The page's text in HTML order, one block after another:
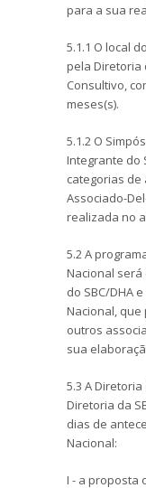
para a sua
5.1.1 O local
pela Diretoria
Consultivo,
meses(s).
5.1.2 O
Integrante do
categorias de
Associado-
realizada no
5.2 A
Nacional
do SBC/DHA
Nacional,
outros
sua
5.3 A
Diretoria da
dias de
Nacional:
I - a proposta